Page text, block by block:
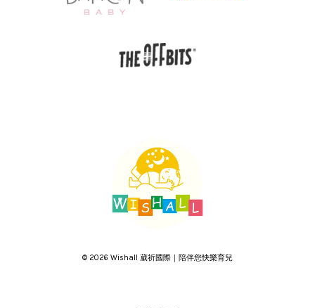
© 2026 Wishall 葳祈國際｜陪伴您快樂育兒